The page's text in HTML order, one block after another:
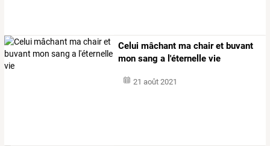
Celui mâchant ma chair et buvant
mon sang a l'éternelle vie
21 août 2021